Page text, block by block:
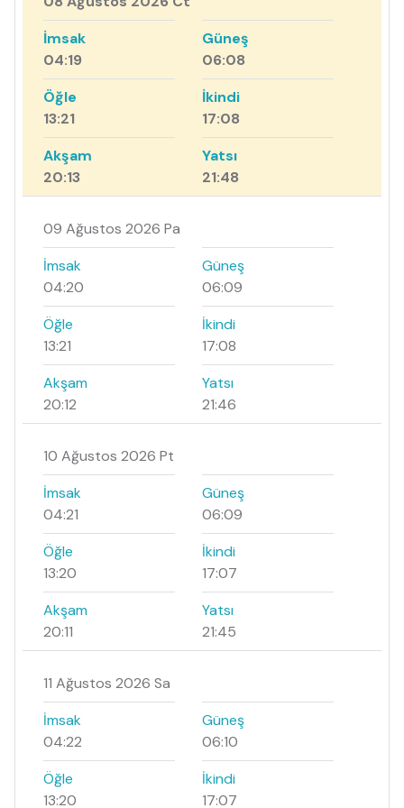
İmsak
04:19
Güneş
06:08
Öğle
13:21
İkindi
17:08
Akşam
20:13
Yatsı
21:48
09 Ağustos 2026 Pa
İmsak
04:20
Güneş
06:09
Öğle
13:21
İkindi
17:08
Akşam
20:12
Yatsı
21:46
10 Ağustos 2026 Pt
İmsak
04:21
Güneş
06:09
Öğle
13:20
İkindi
17:07
Akşam
20:11
Yatsı
21:45
11 Ağustos 2026 Sa
İmsak
04:22
Güneş
06:10
Öğle
13:20
İkindi
17:07